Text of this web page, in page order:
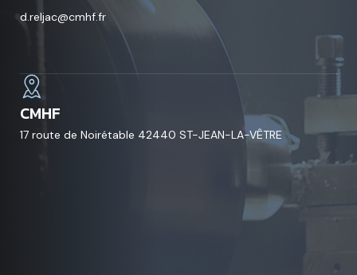
d.reljac@cmhf.fr
CMHF
17 route de Noirétable 42440 ST-JEAN-LA-VÊTRE